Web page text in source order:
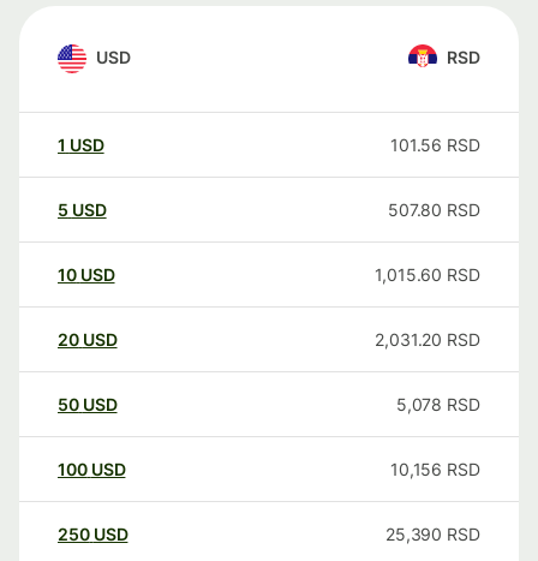
USD RSD
1 USD 101.56 RSD
5 USD 507.80 RSD
10 USD 1,015.60 RSD
20 USD 2,031.20 RSD
50 USD 5,078 RSD
100 USD 10,156 RSD
250 USD 25,390 RSD